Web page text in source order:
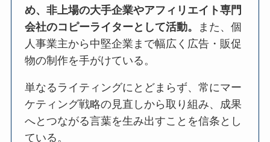
め、非上場の大手企業やアフィリエイト専門
会社のコピーライターとして活動。
また、個
人事業主から中堅企業まで幅広く広告・販促
物の制作を手がけている。
単なるライティングにとどまらず、常にマー
ケティング戦略の見直しから取り組み、成果
へとつながる言葉を生み出すことを信条とし
ている。